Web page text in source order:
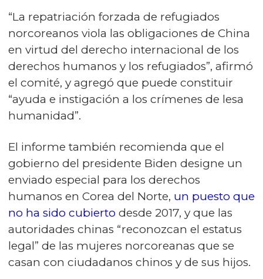
“La repatriación forzada de refugiados
norcoreanos viola las obligaciones de China
en virtud del derecho internacional de los
derechos humanos y los refugiados”, afirmó
el comité, y agregó que puede constituir
“ayuda e instigación a los crímenes de lesa
humanidad”.
El informe también recomienda que el
gobierno del presidente Biden designe un
enviado especial para los derechos
humanos en Corea del Norte, un puesto que
no ha sido cubierto desde 2017, y que las
autoridades chinas “reconozcan el estatus
legal” de las mujeres norcoreanas que se
casan con ciudadanos chinos y de sus hijos.